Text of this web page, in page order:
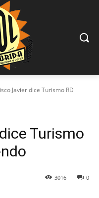
Javier dice Turismo RD
Turismo
0
3016